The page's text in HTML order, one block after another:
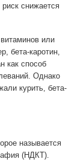
риск снижается
или
бета-каротин,
как способ
Однако
курить, бета-
называется
(НДКТ).